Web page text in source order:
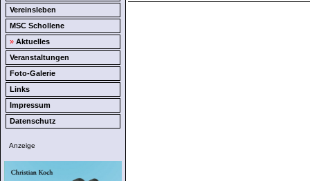
Vereinsleben
MSC Schollene
» Aktuelles
Veranstaltungen
Foto-Galerie
Links
Impressum
Datenschutz
Anzeige